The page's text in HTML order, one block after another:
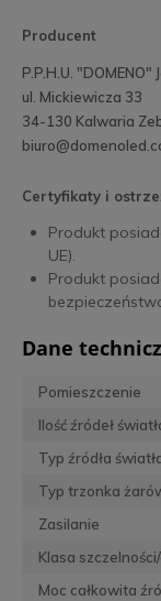
Producent
P.P.H.U.
ul. Mickiewicza 33
34-130 Kalwaria
Certyfikaty i
Produkt
UE).
Produkt
Dane
Pomieszczenie
Ilość źródeł
Typ źródła
Typ trzonka
Zasilanie
Klasa
Moc całkowita